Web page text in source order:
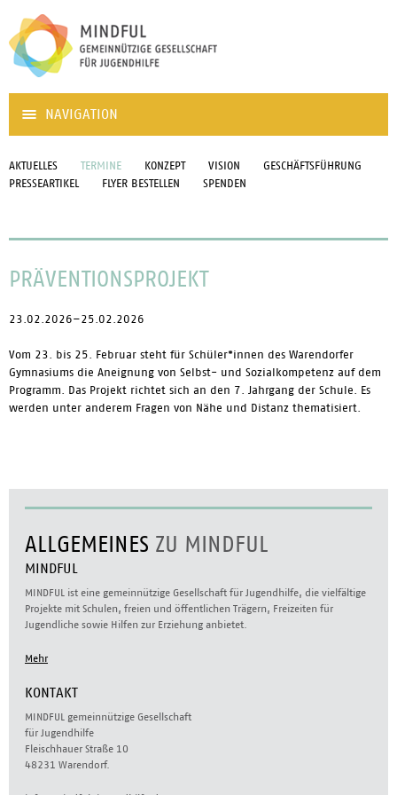
NAVIGATION
AKTUELLES TERMINE KONZEPT VISION
GESCHÄFTSFÜHRUNG
PRESSEARTIKEL
FLYER BESTELLEN SPENDEN
PRÄVENTIONSPROJEKT
23.02.2026–25.02.2026
Vom 23. bis 25. Februar steht für Schüler*innen des Warendorfer
Gymnasiums die Aneignung von Selbst- und Sozialkompetenz auf dem
Programm. Das Projekt richtet sich an den 7. Jahrgang der Schule. Es
werden unter anderem Fragen von Nähe und Distanz thematisiert.
ALLGEMEINES ZU MINDFUL
MINDFUL
MINDFUL ist eine gemeinnützige Gesellschaft für Jugendhilfe, die vielfältige
Projekte mit Schulen, freien und öffentlichen Trägern, Freizeiten für
Jugendliche sowie Hilfen zur Erziehung anbietet.
Mehr
KONTAKT
MINDFUL gemeinnützige Gesellschaft
für Jugendhilfe
Fleischhauer Straße 10
48231 Warendorf.